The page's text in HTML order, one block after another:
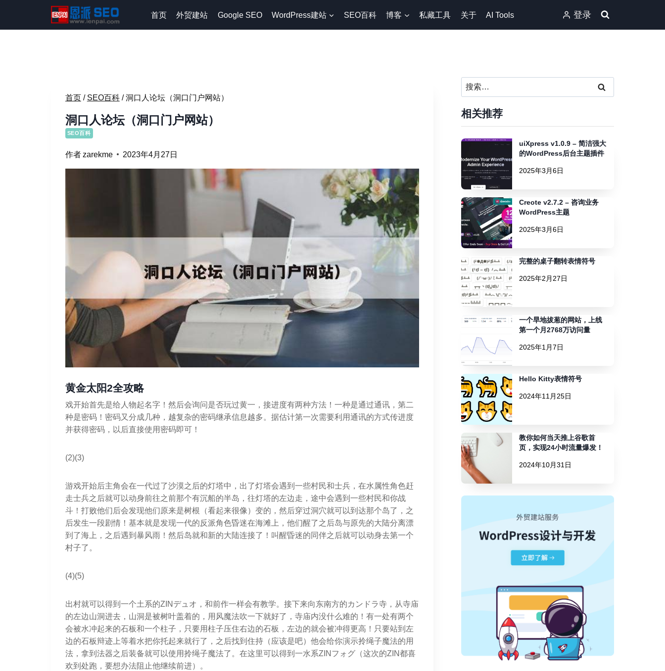
内
首页 外贸建站 Google SEO WordPress建站 SEO百科 博客 私藏工具 关于 AI Tools 登录
首页 / SEO百科 / 洞口人论坛（洞口门户网站）
洞口人论坛（洞口门户网站）
SEO百科
作者zarekme 2023年4月27日
黄金太阳2全攻略
戏开始首先是给人物起名字！然后会询问是否玩过黄一，接进度有两种方法！一种是通过通讯，第二
种是密码！密码又分成几种，越复杂的密码继承信息越多。据估计第一次需要利用通讯的方式传进度
并获得密码，以后直接使用密码即可！
(2)(3)
游戏开始后主角会在一代过了沙漠之后的灯塔中，出了灯塔会遇到一些村民和士兵，在水属性角色赶
走士兵之后就可以动身前往之前那个有沉船的半岛，往灯塔的左边走，途中会遇到一些村民和你战
斗！打败他们后会发现他们原来是树根（看起来很像）变的，然后穿过洞穴就可以到达那个岛了，之
后发生一段剧情！基本就是发现一代的反派角色昏迷在海滩上，他们醒了之后岛与原先的大陆分离漂
到了海上，之后遇到暴风雨！然后岛就和新的大陆连接了！叫醒昏迷的同伴之后就可以动身去第一个
村子了。
(4)(5)
出村就可以得到一个土系的ZINデュオ，和前作一样会有教学。接下来向东南方的カンドラ寺，从寺庙
的左边山洞进去，山洞是被树叶盖着的，用风魔法吹一下就好了，寺庙内没什么难的！有一处有两个
会被水冲起来的石板和一个柱子，只要用柱子压住右边的石板，左边的就会被冲得更高！只要站到左
边的石板辩迹上等着水把你托起来就行了，之后找到住持（应该是吧）他会给你演示拎绳子魔法的用
法，拿到法器之后装备就可以使用拎绳子魔法了。在这里可以得到一水系ZINフォグ（这次的ZIN都喜
欢到处跑，要想办法阻止他继续前进）。
搜
索：
相关推荐
uiXpress v1.0.9 – 简洁强大
的WordPress后台主题插件
2025年3月6日
Creote v2.7.2 – 咨询业务
WordPress主题
2025年3月6日
完整的桌子翻转表情符号
2025年2月27日
一个旱地拔葱的网站，上线
第一个月2768万访问量
2025年1月7日
Hello Kitty表情符号
2024年11月25日
教你如何当天推上谷歌首
页，实现24小时流量爆发！
2024年10月31日